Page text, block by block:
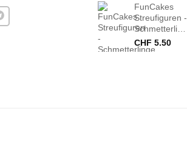
FunCakes
Streufiguren -
Schmetterlinge
CHF 5.50